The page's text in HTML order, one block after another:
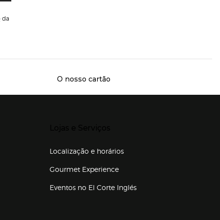
da
O nosso cartão
Localização e horários
Gourmet Experience
Eventos no El Corte Inglés